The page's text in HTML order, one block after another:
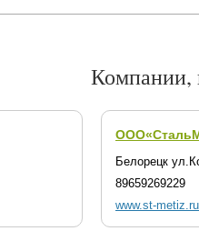
Компании,
Белорецк
89659269229
www.st-metiz.ru